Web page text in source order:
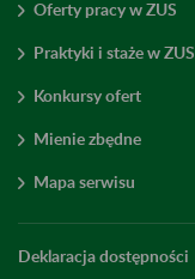
Oferty pracy w ZUS
Praktyki i staże w ZUS
Konkursy ofert
Mienie zbędne
Mapa serwisu
Deklaracja dostępności